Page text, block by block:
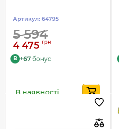
Артикул: 64795
5 594
4 475 грн
B +67 бонус
В наявності